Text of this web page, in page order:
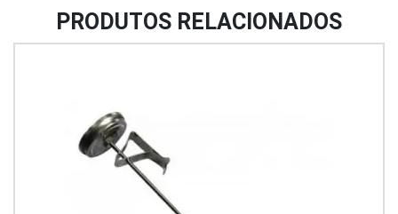
PRODUTOS RELACIONADOS